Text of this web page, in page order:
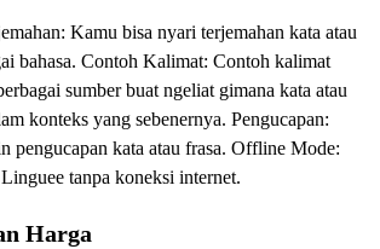
Kamu bisa nyari terjemahan kata atau
bahasa. Contoh Kalimat: Contoh kalimat
sumber buat ngeliat gimana kata atau
konteks yang sebenernya. Pengucapan:
pengucapan kata atau frasa. Offline Mode:
tanpa koneksi internet.
Harga